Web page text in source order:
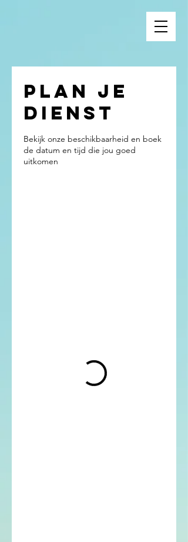
Plan je
dienst
Bekijk onze beschikbaarheid en boek
de datum en tijd die jou goed
uitkomen